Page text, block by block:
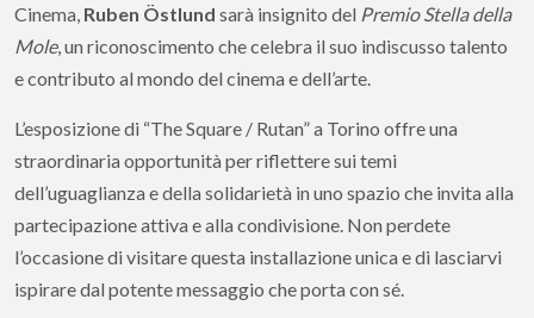
Cinema, Ruben Östlund sarà insignito del Premio Stella della
Mole, un riconoscimento che celebra il suo indiscusso talento
e contributo al mondo del cinema e dell’arte.
L’esposizione di “The Square / Rutan” a Torino offre una
straordinaria opportunità per riflettere sui temi
dell’uguaglianza e della solidarietà in uno spazio che invita alla
partecipazione attiva e alla condivisione. Non perdete
l’occasione di visitare questa installazione unica e di lasciarvi
ispirare dal potente messaggio che porta con sé.